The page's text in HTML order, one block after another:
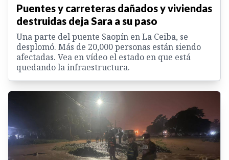
Puentes y carreteras dañados y viviendas
destruidas deja Sara a su paso
Una parte del puente Saopín en La Ceiba, se
desplomó. Más de 20,000 personas están siendo
afectadas. Vea en vídeo el estado en que está
quedando la infraestructura.